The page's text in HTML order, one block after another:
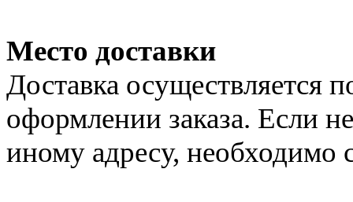
Место доставки
Доставка осуществляется
оформлении заказа. Если
иному адресу, необходимо